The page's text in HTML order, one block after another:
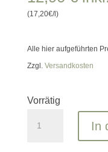
(17,20€/l)
Alle hier aufgeführten
Zzgl. Versandkosten
Vorrätig
In